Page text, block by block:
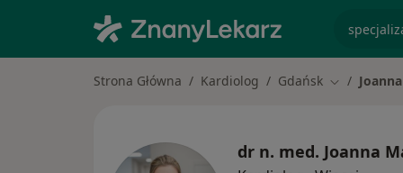
Strona Główna Kardiolog Gdańsk Zmień
dr n. med. Joanna